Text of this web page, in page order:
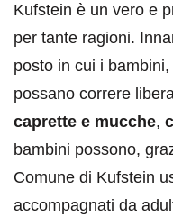
Kufstein è un vero e
per tante ragioni.
posto in cui i
possano correre
caprette e mucche,
bambini possono,
Comune di Kufstein
accompagnati da